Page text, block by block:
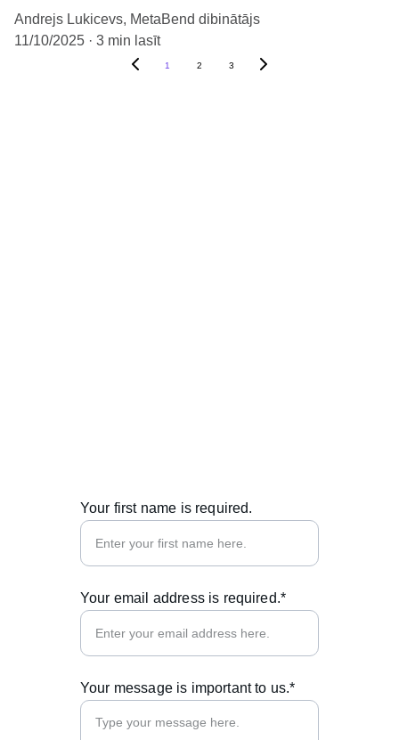
Andrejs Lukicevs, MetaBend dibinātājs
11/10/2025
3 min lasīt
1 2 3
Your first name is required.
Your email address is required.*
Your message is important to us.*